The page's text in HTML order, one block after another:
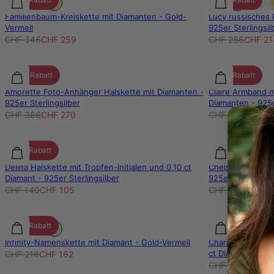
Familienbaum-Kreiskette mit Diamanten - Gold-
Vermeil
CHF 346CHF 259
Lucy russisches
925er
CHF 286CHF
30% Rabatt
Amorette Foto-Anhänger Halskette mit Diamanten -
925er Sterlingsilber
CHF 386CHF 270
25% Rabatt
Claire Armband
Diamanten -
CHF 211CHF
25% Rabatt
Delina Halskette mit Tropfen-Initialen und 0,10 ct
Diamant - 925er Sterlingsilber
CHF 140CHF 105
25% Rabatt
Chelsea Armreif
925er
CHF 206CHF
25% Rabatt
Infinity-Namenskette mit Diamant - Gold-Vermeil
CHF 216CHF 162
25% Rabatt
Charmante
ct Diamant -
CHF 276CHF 207